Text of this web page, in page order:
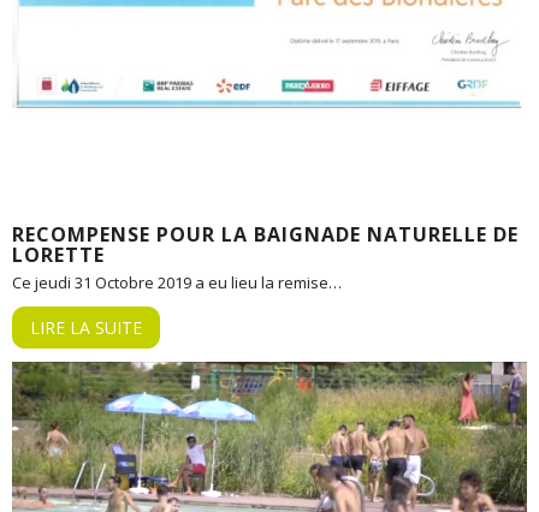
RECOMPENSE POUR LA BAIGNADE NATURELLE DE
LORETTE
Ce jeudi 31 Octobre 2019 a eu lieu la remise…
LIRE LA SUITE